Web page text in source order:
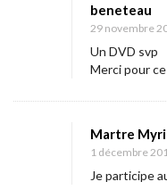
beneteau
29 novembre
Un DVD svp
Merci pour
Martre
1 décembre
Je participe